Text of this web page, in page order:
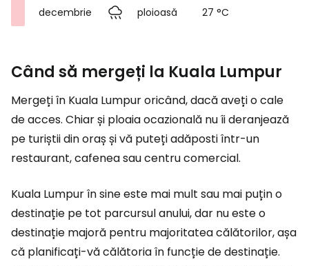
decembrie
ploioasă 27 °C
Când să mergeți la Kuala Lumpur
Mergeți în Kuala Lumpur oricând, dacă aveți o cale
de acces. Chiar și ploaia ocazională nu îi deranjează
pe turiștii din oraș și vă puteți adăposti într-un
restaurant, cafenea sau centru comercial.
Kuala Lumpur în sine este mai mult sau mai puțin o
destinație pe tot parcursul anului, dar nu este o
destinație majoră pentru majoritatea călătorilor, așa
că planificați-vă călătoria în funcție de destinație.